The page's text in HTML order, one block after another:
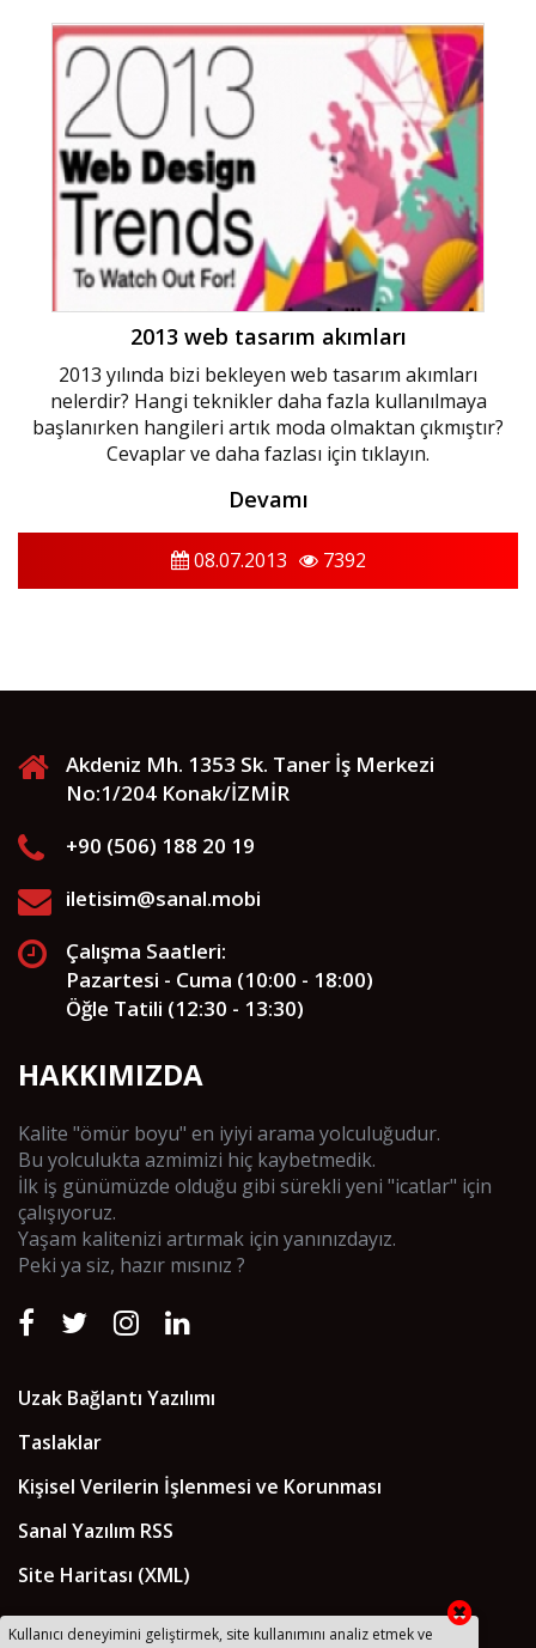
2013 web tasarım akımları
2013 yılında bizi bekleyen web tasarım akımları
nelerdir? Hangi teknikler daha fazla kullanılmaya
başlanırken hangileri artık moda olmaktan çıkmıştır?
Cevaplar ve daha fazlası için tıklayın.
Devamı
08.07.2013 7392
Akdeniz Mh. 1353 Sk. Taner İş Merkezi
No:1/204 Konak/İZMİR
+90 (506) 188 20 19
iletisim@sanal.mobi
Çalışma Saatleri:
Pazartesi - Cuma (10:00 - 18:00)
Öğle Tatili (12:30 - 13:30)
HAKKIMIZDA
Kalite "ömür boyu" en iyiyi arama yolculuğudur.
Bu yolculukta azmimizi hiç kaybetmedik.
İlk iş günümüzde olduğu gibi sürekli yeni "icatlar" için
çalışıyoruz.
Yaşam kalitenizi artırmak için yanınızdayız.
Peki ya siz, hazır mısınız ?
Uzak Bağlantı Yazılımı
Taslaklar
Kişisel Verilerin İşlenmesi ve Korunması
Sanal Yazılım RSS
Site Haritası (XML)
Kullanıcı deneyimini geliştirmek, site kullanımını analiz etmek ve